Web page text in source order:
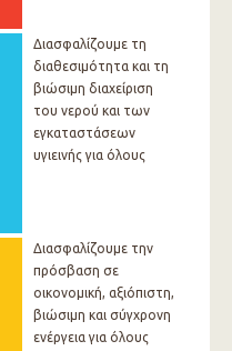
Διασφαλίζουμε τη
διαθεσιμότητα και τη
βιώσιμη διαχείριση
του νερού και των
εγκαταστάσεων
υγιεινής για όλους
Διασφαλίζουμε την
πρόσβαση σε
οικονομική, αξιόπιστη,
βιώσιμη και σύγχρονη
ενέργεια για όλους